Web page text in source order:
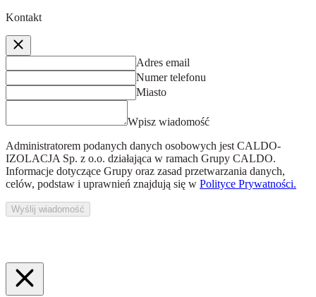
Kontakt
Adres email
Numer telefonu
Miasto
Wpisz wiadomość
Administratorem podanych danych osobowych jest CALDO-
IZOLACJA Sp. z o.o. działająca w ramach Grupy CALDO.
Informacje dotyczące Grupy oraz zasad przetwarzania danych,
celów, podstaw i uprawnień znajdują się w Polityce Prywatności.
Wyślij wiadomość